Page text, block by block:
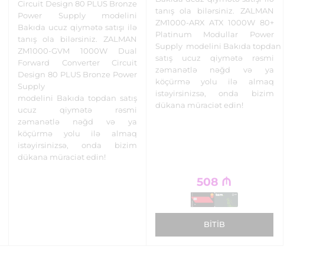
Circuit Design 80 PLUS Bronze
Power Supply modelini
Bakıda ucuz qiymətə satışı ilə
tanış ola bilərsiniz. ZALMAN
ZM1000-GVM 1000W Dual
Forward Converter Circuit
Design 80 PLUS Bronze Power
Supply
modelini Bakıda topdan satış
ucuz qiymətə rəsmi
zəmanətlə nəğd və ya
köçürmə yolu ilə almaq
istəyirsinizsə, onda bizim
dükana müraciət edin!
tanış ola bilərsiniz. ZALMAN
ZM1000-ARX ATX 1000W 80+
Platinum Modullar Power
Supply modelini Bakıda topdan
satış ucuz qiymətə rəsmi
zəmanətlə nəğd və ya
köçürmə yolu ilə almaq
istəyirsinizsə, onda bizim
dükana müraciət edin!
508 ₼
BITIB